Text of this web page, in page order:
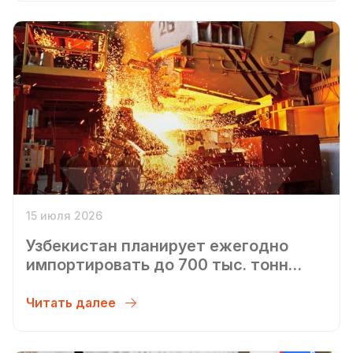
15 июля 2026
Узбекистан планирует ежегодно
импортировать до 700 тыс. тонн
сообщил президент Шавкат
Читать далее